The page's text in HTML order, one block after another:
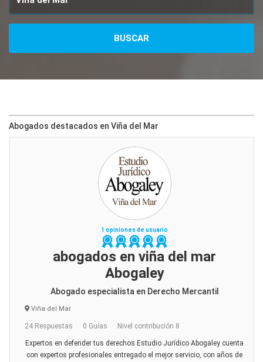
Abogados destacados en Viña del Mar
1 opiniones de usuario
abogados en viña del mar
Abogaley
Abogado especialista en Derecho Mercantil
Viña del Mar
24 Respuestas 0 Guías Nivel contribución 8
Expertos en defender tus derechos Estudio Jurídico Abogaley cuenta
con expertos profesionales entregado el mejor servicio, con años de